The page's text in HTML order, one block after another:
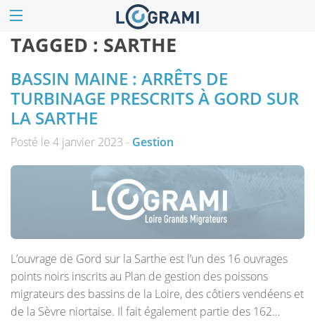
TAGGED : SARTHE
BASSIN MAINE : ARRÊTS DE
TURBINAGE PRESCRITS À GORD SUR
LA SARTHE
Posté le 4 janvier 2023 - Gestion
L’ouvrage de Gord sur la Sarthe est l’un des 16 ouvrages
points noirs inscrits au Plan de gestion des poissons
migrateurs des bassins de la Loire, des côtiers vendéens et
de la Sèvre niortaise. Il fait également partie des 162…